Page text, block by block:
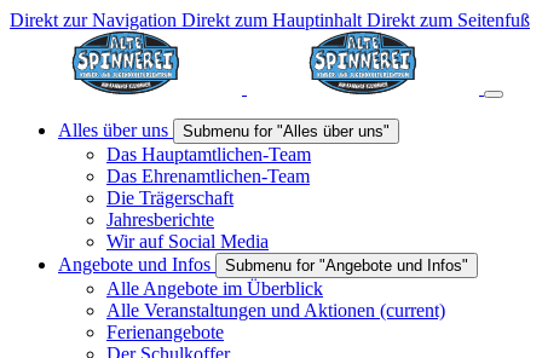
Direkt zur Navigation Direkt zum Hauptinhalt Direkt zum Seitenfuß
Alles über uns Submenu for "Alles über uns"
Das Hauptamtlichen-Team
Das Ehrenamtlichen-Team
Die Trägerschaft
Jahresberichte
Wir auf Social Media
Angebote und Infos
Submenu for "Angebote und Infos"
Alle Angebote im Überblick
Alle Veranstaltungen und Aktionen (current)
Ferienangebote
Der Schulkoffer